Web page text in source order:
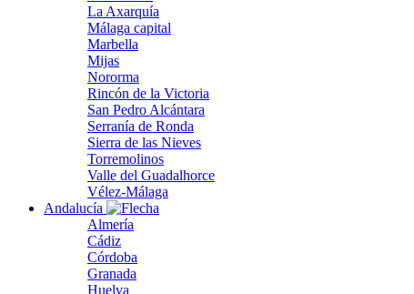
La Axarquía
Málaga capital
Marbella
Mijas
Nororma
Rincón de la Victoria
San Pedro Alcántara
Serranía de Ronda
Sierra de las Nieves
Torremolinos
Valle del Guadalhorce
Vélez-Málaga
Andalucía
Almería
Cádiz
Córdoba
Granada
Huelva